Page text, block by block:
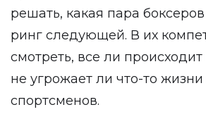
решать, какая пара
ринг следующей. В их
смотреть, все ли
не угрожает ли что-то
спортсменов.